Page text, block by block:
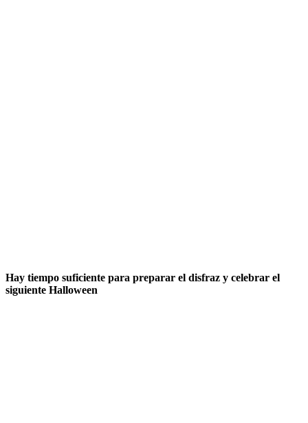
Hay tiempo suficiente para preparar el disfraz y celebrar el
siguiente Halloween